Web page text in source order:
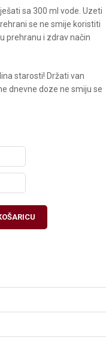
sa 300 ml vode. Uzeti
se ne smije koristiti
prehranu i zdrav način
starosti! Držati van
dnevne doze ne smiju se